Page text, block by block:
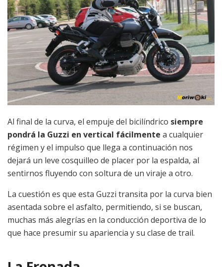
Al final de la curva, el empuje del bicilíndrico siempre
pondrá la Guzzi en vertical fácilmente a cualquier
régimen y el impulso que llega a continuación nos
dejará un leve cosquilleo de placer por la espalda, al
sentirnos fluyendo con soltura de un viraje a otro.
La cuestión es que esta Guzzi transita por la curva bien
asentada sobre el asfalto, permitiendo, si se buscan,
muchas más alegrías en la conducción deportiva de lo
que hace presumir su apariencia y su clase de trail.